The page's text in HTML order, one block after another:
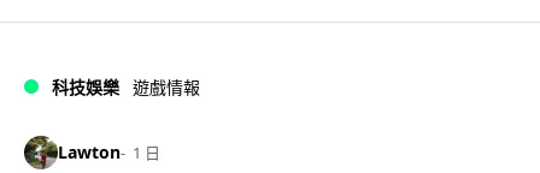
科技娛樂 遊戲情報
Lawton 1 日